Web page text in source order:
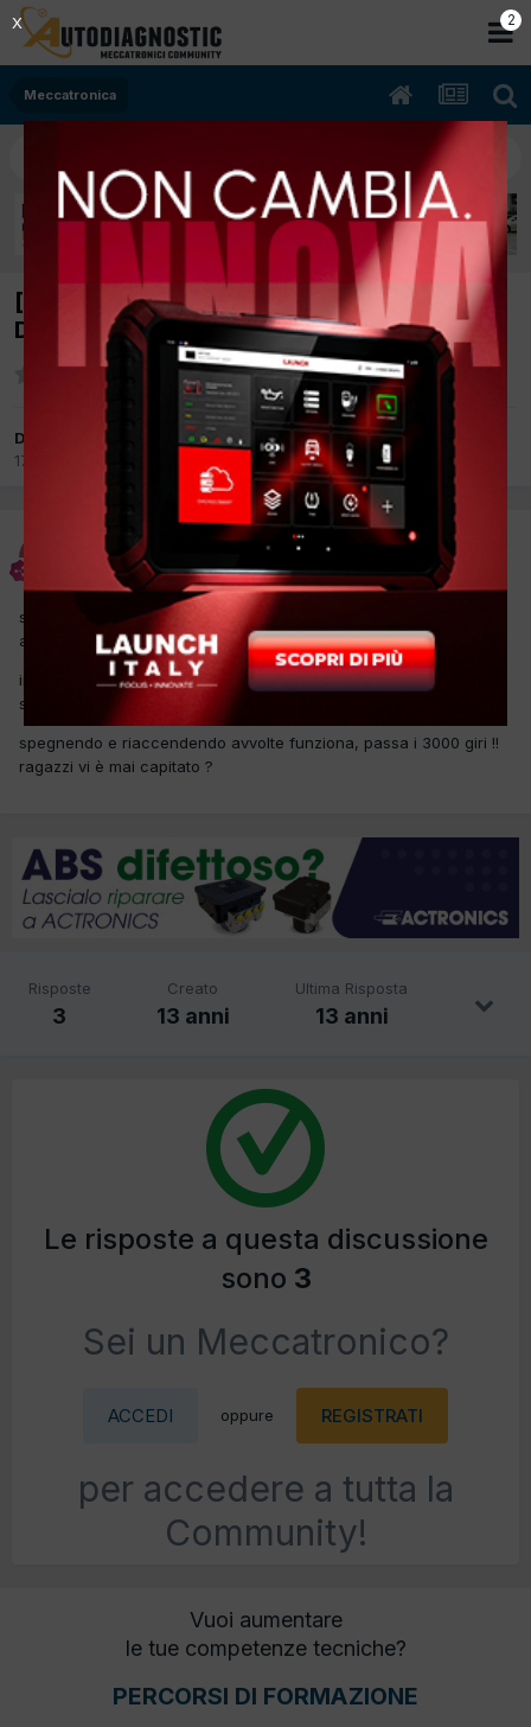
Meccatronica
[a180cdi 07/2005 1992cc 640940 80Kw
Diesel] scarse prestazioni, non rende
Da scican
17 Dicembre 2012
Meccatronica
scican
Inviato17 Dicembre 2012
salve, oggi mi è entrata in officina una classe a w169, quest'auto
avvolte non rende e non và oltre 3000 giri !
in diagnosi come codice errore trovo 2355 ( ricircolo gas
scarico/massa aria valore elevato ) !
spegnendo e riaccendendo avvolte funziona, passa i 3000 giri !!
ragazzi vi è mai capitato ?
Risposte
3
Creato
13 anni
Ultima Risposta
13 anni
Le risposte a questa discussione
sono 3
Sei un Meccatronico?
ACCEDI oppure REGISTRATI
per accedere a tutta la
Community!
Vuoi aumentare
le tue competenze tecniche?
PERCORSI DI FORMAZIONE
2
X